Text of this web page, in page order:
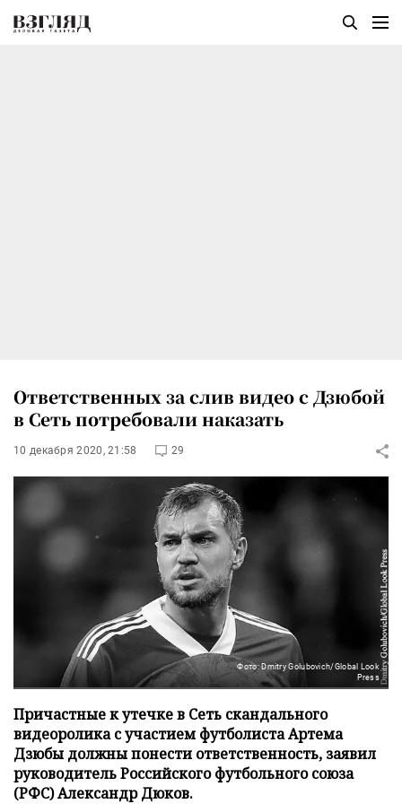
Ответственных за слив видео с Дзюбой
в Сеть потребовали наказать
10 декабря 2020, 21:58 29
Фото: Dmitry Golubovich/Global Look
Press
Причастные к утечке в Сеть скандального
видеоролика с участием футболиста Артема
Дзюбы должны понести ответственность, заявил
руководитель Российского футбольного союза
(РФС) Александр Дюков.